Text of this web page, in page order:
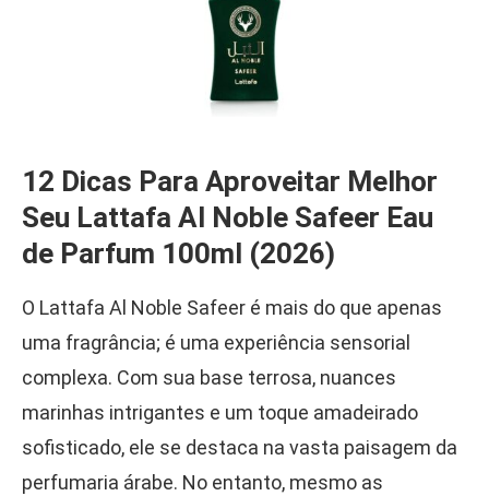
12 Dicas Para Aproveitar Melhor
Seu Lattafa Al Noble Safeer Eau
de Parfum 100ml (2026)
O Lattafa Al Noble Safeer é mais do que apenas
uma fragrância; é uma experiência sensorial
complexa. Com sua base terrosa, nuances
marinhas intrigantes e um toque amadeirado
sofisticado, ele se destaca na vasta paisagem da
perfumaria árabe. No entanto, mesmo as